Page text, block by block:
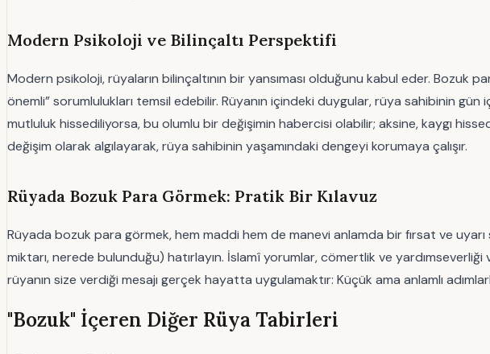
Modern Psikoloji ve Bilinçaltı Perspektifi
Modern psikoloji, rüyaların bilinçaltının bir yansıması olduğunu kabul eder. Bozuk
önemli” sorumlulukları temsil edebilir. Rüyanın içindeki duygular, rüya sahibinin
mutluluk hissediliyorsa, bu olumlu bir değişimin habercisi olabilir; aksine, kaygı
değişim olarak algılayarak, rüya sahibinin yaşamındaki dengeyi korumaya çalışır.
Rüyada Bozuk Para Görmek: Pratik Bir Kılavuz
Rüyada bozuk para görmek, hem maddi hem de manevi anlamda bir fırsat ve
miktarı, nerede bulunduğu) hatırlayın. İslamî yorumlar, cömertlik ve yardımseverliği
rüyanın size verdiği mesajı gerçek hayatta uygulamaktır: Küçük ama anlamlı
"Bozuk" İçeren Diğer Rüya Tabirleri